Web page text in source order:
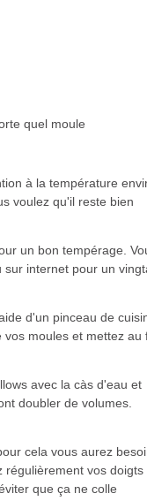
quel moule
à la température
voulez qu'il reste bien
un bon tempérage.
internet pour un
d'un pinceau de
moules et mettez au
avec la càs d'eau et
doubler de volumes.
cela vous aurez
régulièrement vos doigts
que ça ne colle